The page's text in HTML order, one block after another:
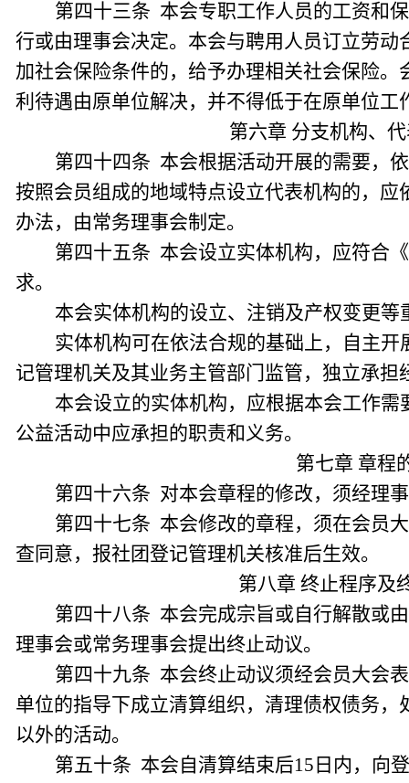
第四十三条 本会专职工作人员的工资和
行或由理事会决定。本会与聘用人员订立劳
加社会保险条件的，给予办理相关社会保险
利待遇由原单位解决，并不得低于在原单位工
第六章 分支机构、
第四十四条 本会根据活动开展的需要，
按照会员组成的地域特点设立代表机构的，
办法，由常务理事会制定。
第四十五条 本会设立实体机构，应符合
求。
本会实体机构的设立、注销及产权变更
实体机构可在依法合规的基础上，自主
记管理机关及其业务主管部门监管，独立承担
本会设立的实体机构，应根据本会工作
公益活动中应承担的职责和义务。
第七章 章程
第四十六条 对本会章程的修改，须经理
第四十七条 本会修改的章程，须在会员
查同意，报社团登记管理机关核准后生效。
第八章 终止程序及
第四十八条 本会完成宗旨或自行解散或
理事会或常务理事会提出终止动议。
第四十九条 本会终止动议须经会员大会
单位的指导下成立清算组织，清理债权债务
以外的活动。
第五十条 本会自清算结束后15日内，向